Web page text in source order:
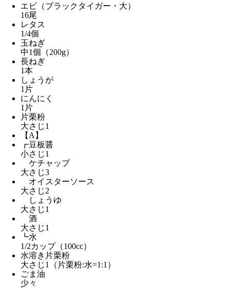
エビ（ブラックタイガー・大）
16尾
レタス
1/4個
玉ねぎ
中1個（200g）
長ねぎ
1本
しょうが
1片
にんにく
1片
片栗粉
大さじ1
【A】
┏豆板醤
小さじ1
ケチャップ
大さじ3
オイスターソース
大さじ2
しょうゆ
大さじ1
酒
大さじ1
┗水
1/2カップ（100cc）
水溶き片栗粉
大さじ1（片栗粉:水=1:1）
ごま油
少々